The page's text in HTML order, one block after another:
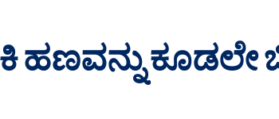
ಹಣವನ್ನು ಕೂಡಲೇ